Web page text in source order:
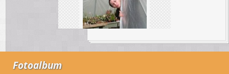
Fotoalbum